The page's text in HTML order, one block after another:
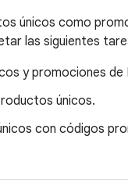
únicos como
las siguientes
y promociones de
únicos.
con códigos